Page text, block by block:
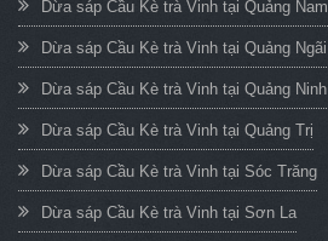
Dừa sáp Cầu Kè trà Vinh tại Quảng Nam
Dừa sáp Cầu Kè trà Vinh tại Quảng Ngãi
Dừa sáp Cầu Kè trà Vinh tại Quảng Ninh
Dừa sáp Cầu Kè trà Vinh tại Quảng Trị
Dừa sáp Cầu Kè trà Vinh tại Sóc Trăng
Dừa sáp Cầu Kè trà Vinh tại Sơn La